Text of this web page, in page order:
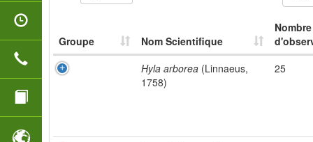
Groupe Nom Scientifique
Nombre
Hyla arborea (Linnaeus,
1758)
25